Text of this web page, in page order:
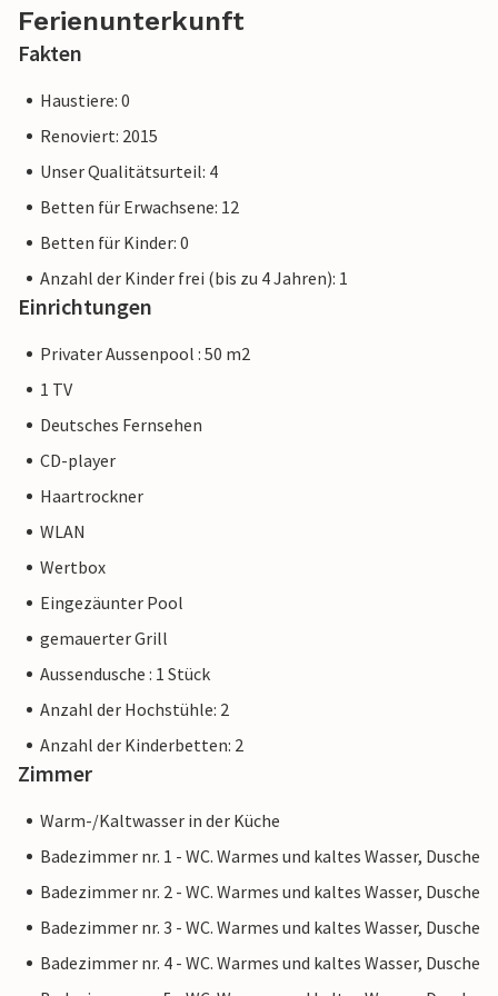
Ankunft in der Unterkunft oder während Ihres Aufenthalts
der Fall sein kann und Sie keine Rückerstattung erhalten.
einem Händler. Das bedeutet, dass das EU-
Verbraucherrecht möglicherweise nicht gilt. Sie können
einer Unterkunft eines professionellen Eigentümers
unterscheidet.
Ferienunterkunft
Fakten
Haustiere: 0
Renoviert: 2015
Unser Qualitätsurteil: 4
Betten für Erwachsene: 12
Betten für Kinder: 0
Anzahl der Kinder frei (bis zu 4 Jahren): 1
Einrichtungen
Privater Aussenpool : 50 m2
1 TV
Deutsches Fernsehen
CD-player
Haartrockner
WLAN
Wertbox
Eingezäunter Pool
gemauerter Grill
Aussendusche : 1 Stück
Anzahl der Hochstühle: 2
Anzahl der Kinderbetten: 2
Zimmer
Warm-/Kaltwasser in der Küche
Badezimmer nr. 1 - WC. Warmes und kaltes Wasser, Dusche
Badezimmer nr. 2 - WC. Warmes und kaltes Wasser, Dusche
Badezimmer nr. 3 - WC. Warmes und kaltes Wasser, Dusche
Badezimmer nr. 4 - WC. Warmes und kaltes Wasser, Dusche